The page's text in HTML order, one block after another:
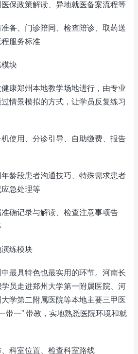
保政策解读、异地就医备案流程等
备、门诊陪同、检查陪诊、取药送
服务标准
模块
康郑州本地教学场地进行，由专业
情景模拟的方式，让学员反复练习
使用、分诊引导、自助缴费、报告
龄段患者沟通技巧、特殊需求患者
急处理等
确记录与解读、检查注意事项告
演练模块
最具特色也最实用的环节。河南长
员走进郑州大学第一附属医院、河
学第二附属医院等本地主要三甲医
带一” 带教，实地熟悉医院环境和就
科室位置、检查科室路线